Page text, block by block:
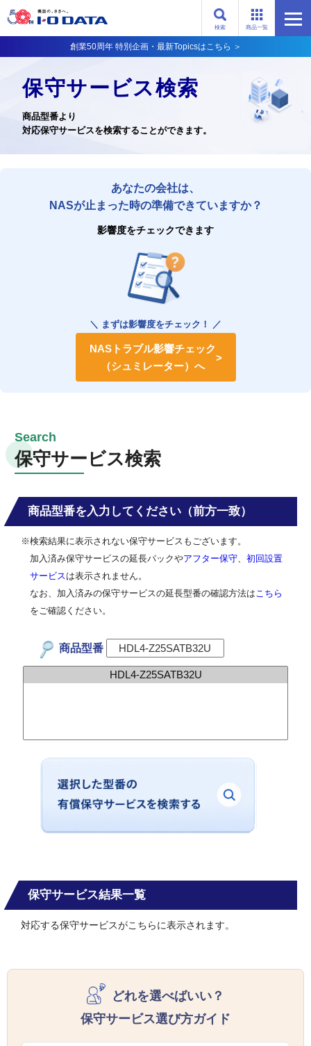
商品一覧
検索
創業50周年 特別企画・最新Topicsはこちら ＞
保守サービス検索
商品型番より
対応保守サービスを検索することができます。
あなたの会社は、
NASが止まった時の準備できていますか？
影響度をチェックできます
＼ まずは影響度をチェック！ ／
NASトラブル影響チェック
（シュミレーター）へ
保守サービス検索
商品型番を入力してください（前方一致）
※検索結果に表示されない保守サービスもございます。
加入済み保守サービスの延長パックやアフター保守
初回設置
サービス は表示されません。
なお、加入済みの保守サービスの延長型番の確認方法は こちら
をご確認ください。
商品型番
保守サービス結果一覧
対応する保守サービスがこちらに表示されます。
どれを選べばいい？
保守サービス選び方ガイド